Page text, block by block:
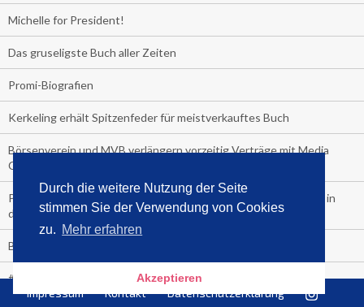
Durch die weitere Nutzung der Seite
stimmen Sie der Verwendung von Cookies
zu. Mehr erfahren
Akzeptieren
Michelle for President!
Das gruseligste Buch aller Zeiten
Promi-Biografien
Kerkeling erhält Spitzenfeder für meistverkauftes Buch
Börsenverein und MVB verlängern vorzeitig Verträge mit Media
Control bis 2024
PocketBook, Ceebo und Umbreit bringen Hörbuch-Downloads in
die Cloud
Bella Bella
#1-Bestseller: "Das ist Alpha!" von Kollegah
Impressum Kontakt Datenschutzerklärung